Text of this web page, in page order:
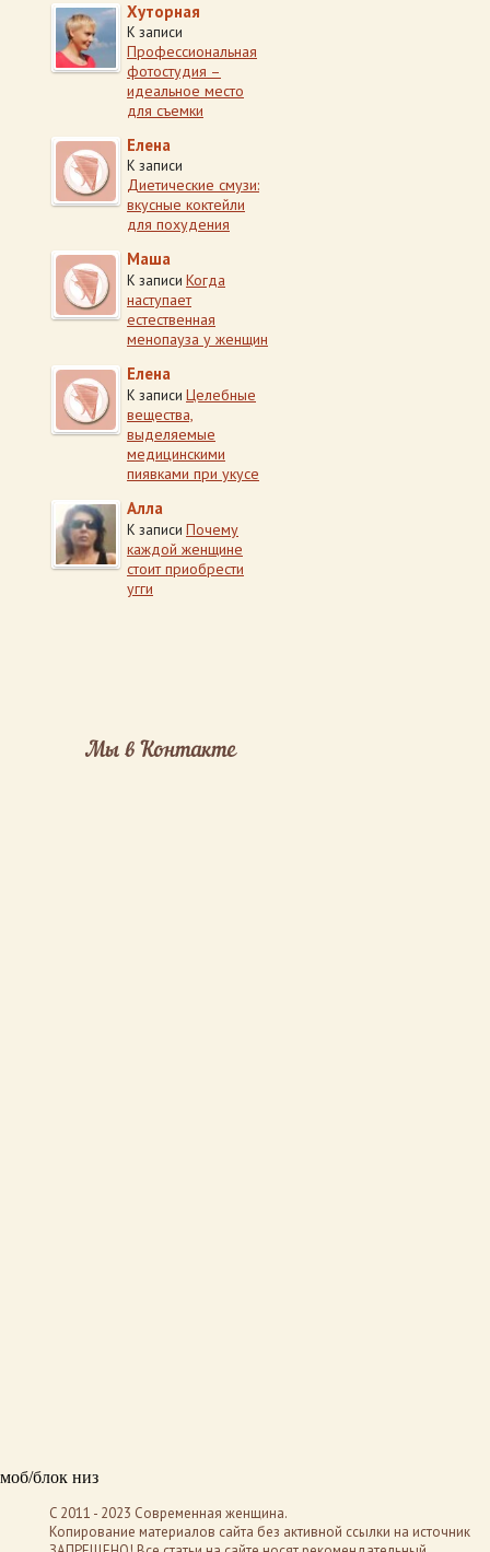
Хуторная
К записи
Профессиональная
фотостудия –
идеальное место
для съемки
Елена
К записи
Диетические смузи:
вкусные коктейли
для похудения
Маша
К записи Когда
наступает
естественная
менопауза у женщин
Елена
К записи Целебные
вещества,
выделяемые
медицинскими
пиявками при укусе
Алла
К записи Почему
каждой женщине
стоит приобрести
угги
Мы в Контакте
моб/блок низ
C 2011 - 2023 Современная женщина.
Копирование материалов сайта без активной ссылки на источник